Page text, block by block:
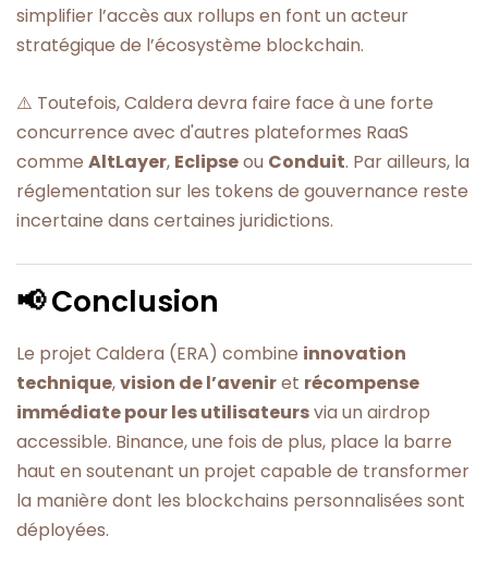
simplifier l’accès aux rollups en font un acteur
stratégique de l’écosystème blockchain.
⚠️ Toutefois, Caldera devra faire face à une forte
concurrence avec d'autres plateformes RaaS
comme AltLayer, Eclipseou Conduit. Par ailleurs, la
réglementation sur les tokens de gouvernance reste
incertaine dans certaines juridictions.
📢 Conclusion
Le projet Caldera (ERA) combine innovation
technique,vision de l’aveniret récompense
immédiate pour les utilisateursvia un airdrop
accessible. Binance, une fois de plus, place la barre
haut en soutenant un projet capable de transformer
la manière dont les blockchains personnalisées sont
déployées.